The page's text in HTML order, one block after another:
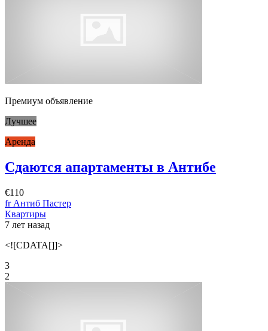
Премиум объявление
Лучшее
Аренда
Сдаются апартаменты в Антибе
€110
fr Антиб Пастер
Квартиры
7 лет назад
<![CDATA[]]>
3
2